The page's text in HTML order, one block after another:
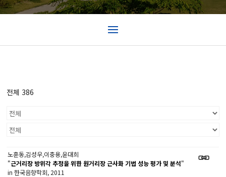
전체 386
노훈동,김성우,이충용,윤대희
"근거리장 방위각 추정을 위한 원거리장 근사화 기법 성능 평가 및 분석"
in 한국음향학회, 2011